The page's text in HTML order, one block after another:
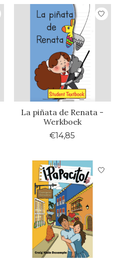
La piñata de Renata -
Werkboek
€14,85